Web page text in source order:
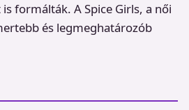
formálták. A Spice Girls, a női
és legmeghatározób